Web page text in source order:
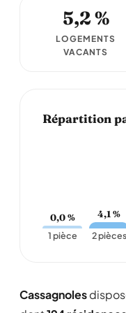
5,2 %
LOGEMENTS
VACANTS
Répartition
0,0 %
1 pièce
4,1 %
2 pièces
Cassagnoles